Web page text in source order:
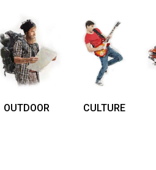
OUTDOOR CULTURE